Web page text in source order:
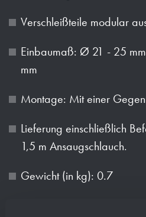
Verschleißteile modular
Einbaumaß: Ø 21 - 25
mm
Montage: Mit einer
Lieferung einschließlich
1,5 m Ansaugschlauch.
Gewicht (in kg): 0.7